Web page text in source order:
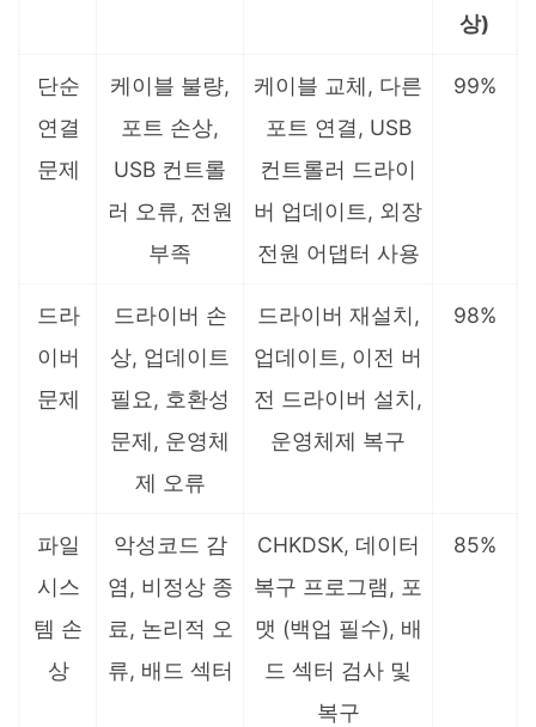
상)
단순
연결
문제
케이블 불량,
포트 손상,
USB 컨트롤
러 오류, 전원
부족
케이블 교체, 다른
포트 연결, USB
컨트롤러 드라이
버 업데이트, 외장
전원 어댑터 사용
99%
드라
이버
문제
드라이버 손
상, 업데이트
필요, 호환성
문제, 운영체
제 오류
드라이버 재설치,
업데이트, 이전 버
전 드라이버 설치,
운영체제 복구
98%
파일
시스
템 손
상
악성코드 감
염, 비정상 종
료, 논리적 오
류, 배드 섹터
CHKDSK, 데이터
복구 프로그램, 포
맷 (백업 필수), 배
드 섹터 검사 및
복구
85%